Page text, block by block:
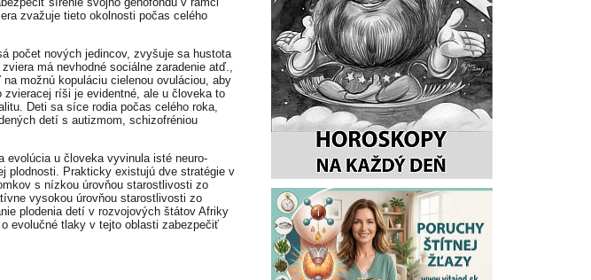
zvažuje tieto okolnosti počas celého
počet nových jedincov, zvyšuje sa hustota
má nevhodné sociálne zaradenie atď.,
možnú kopuláciu cielenou ovuláciou, aby
ríši je evidentné, ale u človeka to
Deti sa síce rodia počas celého roka,
detí s autizmom, schizofréniou
evolúcia u človeka vyvinula isté neuro-
plodnosti. Prakticky existujú dve stratégie v
s nízkou úrovňou starostlivosti zo
vysokou úrovňou starostlivosti zo
plodenia detí v rozvojových štátov Afriky
evolučné tlaky v tejto oblasti zabezpečiť